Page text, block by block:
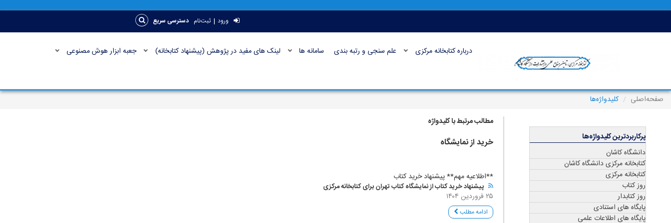
ورود | ثبت‌نام دسترسی سریع
درباره کتابخانه مرکزی علم سنجی و رتبه بندی سامانه ها لینک های مفید در پژوهش (پیشنهاد کتابخانه) جعبه ابزار هوش مصنوعی
صفحه‌اصلی
کلیدواژه‌ها
مطالب مرتبط با کلیدواژه
خرید از نمایشگاه
**اطلاعیه مهم** پیشنهاد خرید کتاب
پیشنهاد خرید کتاب از نمایشگاه کتاب تهران برای کتابخانه مرکزی
۲۵ فروردین ۱۴۰۴
ادامه مطلب
پرکاربردترین کلیدواژه‌ها
دانشگاه کاشان
کتابخانه مرکزی دانشگاه کاشان
کتابخانه مرکزی
روز کتاب
روز کتابدار
پایگاه های استنادی
پایگاه های اطلاعات علمی